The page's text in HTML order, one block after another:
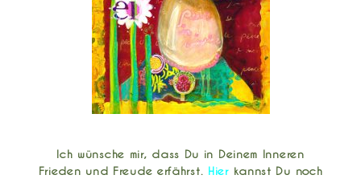
Ich wünsche mir, dass Du in Deinem Inneren
Frieden und Freude erfährst. Hierkannst Du noch